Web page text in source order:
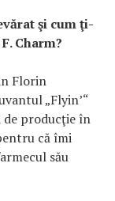
şi cum ţi-
Charm?
Florin
„Flyin’“
de producţie în
că îmi
său